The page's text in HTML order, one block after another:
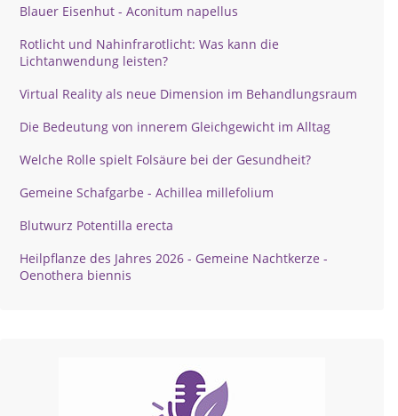
Blauer Eisenhut - Aconitum napellus
Rotlicht und Nahinfrarotlicht: Was kann die
Lichtanwendung leisten?
Virtual Reality als neue Dimension im Behandlungsraum
Die Bedeutung von innerem Gleichgewicht im Alltag
Welche Rolle spielt Folsäure bei der Gesundheit?
Gemeine Schafgarbe - Achillea millefolium
Blutwurz Potentilla erecta
Heilpflanze des Jahres 2026 - Gemeine Nachtkerze -
Oenothera biennis